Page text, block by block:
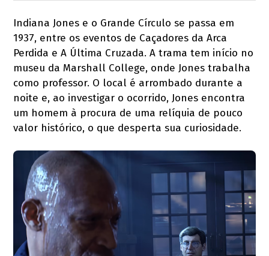
Indiana Jones e o Grande Círculo se passa em
1937, entre os eventos de Caçadores da Arca
Perdida e A Última Cruzada. A trama tem início no
museu da Marshall College, onde Jones trabalha
como professor. O local é arrombado durante a
noite e, ao investigar o ocorrido, Jones encontra
um homem à procura de uma relíquia de pouco
valor histórico, o que desperta sua curiosidade.